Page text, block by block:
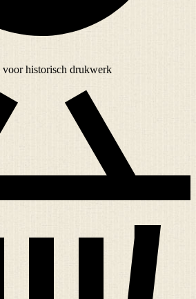
voor historisch drukwerk